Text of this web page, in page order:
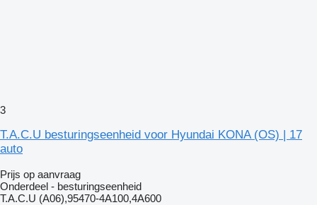
3
T.A.C.U besturingseenheid voor Hyundai KONA (OS) | 17
auto
Prijs op aanvraag
Onderdeel - besturingseenheid
T.A.C.U (A06),95470-4A100,4A600